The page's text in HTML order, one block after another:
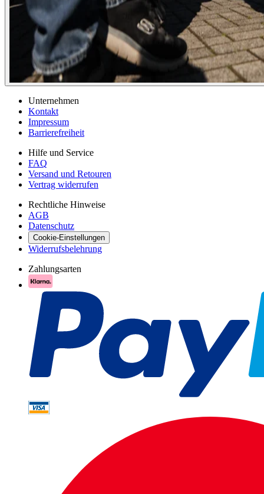
Unternehmen
Kontakt
Impressum
Barrierefreiheit
Hilfe und Service
FAQ
Versand und Retouren
Vertrag widerrufen
Rechtliche Hinweise
AGB
Datenschutz
Cookie-Einstellungen
Widerrufsbelehrung
Zahlungsarten